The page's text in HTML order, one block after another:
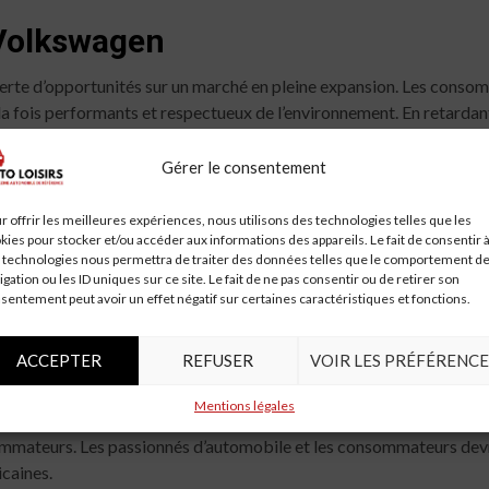
Gérer le consentement
offrir les meilleures expériences, nous utilisons des technologies telles que les
pour stocker et/ou accéder aux informations des appareils. Le fait de consentir à
technologies nous permettra de traiter des données telles que le comportement de
ou les ID uniques sur ce site. Le fait de ne pas consentir ou de retirer son
peut avoir un effet négatif sur certaines caractéristiques et fonctions.
ACCEPTER REFUSER VOIR LES
Mentions légales
d’opportunités sur un marché en pleine expansion. Les
performants et respectueux de l’environnement. En
déjà bien établis.
a des plans ambitieux pour l’avenir. La marque a annoncé
que Cupra, lorsqu’elle fera finalement son entrée sur le
pourrait séduire un public plus large.
de Volkswagen en Amérique du Nord jusqu’en 2030 soulève
que Volkswagen se concentre sur l’électrification de sa
Les passionnés d’automobile et les consommateurs